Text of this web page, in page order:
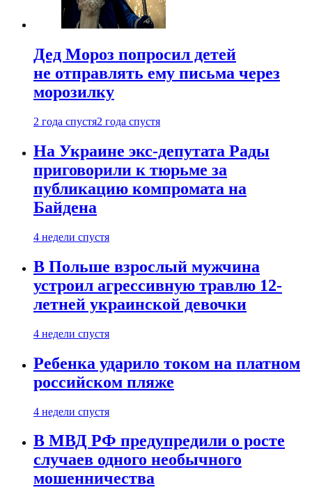
Дед Мороз попросил детей
не отправлять ему письма через
морозилку
2 года спустя2 года спустя
На Украине экс-депутата Рады
приговорили к тюрьме за
публикацию компромата на
Байдена
4 недели спустя
В Польше взрослый мужчина
устроил агрессивную травлю 12-
летней украинской девочки
4 недели спустя
Ребенка ударило током на платном
российском пляже
4 недели спустя
В МВД РФ предупредили о росте
случаев одного необычного
мошенничества